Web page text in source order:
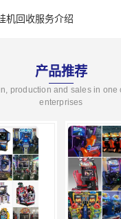
机回收服务介绍
产品推荐
production and sales in one
enterprises